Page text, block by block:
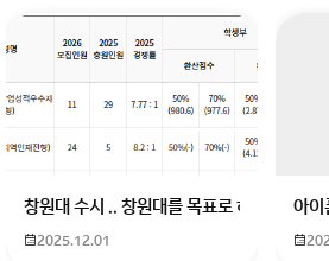
회원가입 혹은 광고 [X]를 누르면 내용
창원대 수시 .. 창원대를 목표로 하고 있는
2025.12.01
아이